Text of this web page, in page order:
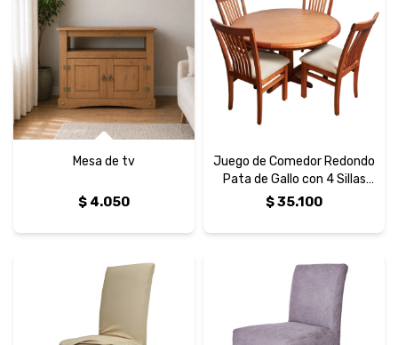
Mesa de tv
$ 4.050
Juego de Comedor Redondo
Pata de Gallo con 4 Sillas
Vertical
$35.100